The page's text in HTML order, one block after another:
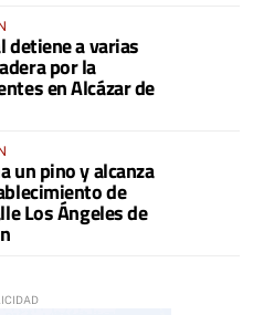
detiene a varias
por la
en Alcázar de
un pino y alcanza
de
Los Ángeles de